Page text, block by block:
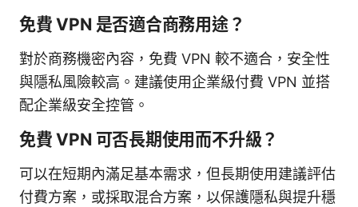
免費 VPN 是否適合商務用途？
對於商務機密內容，免費 VPN 較不適合，安全性
與隱私風險較高。建議使用企業級付費 VPN 並搭
配企業級安全控管。
免費 VPN 可否長期使用而不升級？
可以在短期內滿足基本需求，但長期使用建議評估
付費方案，或採取混合方案，以保護隱私與提升穩